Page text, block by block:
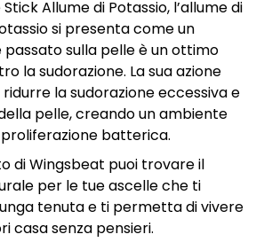
Allume di Potassio, l’allume di
si presenta come un
sulla pelle è un ottimo
la sudorazione. La sua azione
la sudorazione eccessiva e
pelle, creando un ambiente
batterica.
di Wingsbeat puoi trovare il
per le tue ascelle che ti
tenuta e ti permetta di vivere
casa senza pensieri.